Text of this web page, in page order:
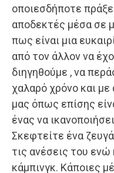
οποιεσδήποτε
αποδεκτές μέσα σε
πως είναι μια
από τον άλλον να
διηγηθούμε , να
χαλαρό χρόνο και
μας όπως επίσης
ένας να
Σκεφτείτε ένα
τις ανέσεις του
κάμπινγκ. Κάποιες